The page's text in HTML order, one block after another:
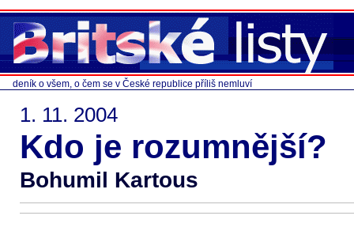
deník o všem, o čem se v České republice příliš nemluví
1. 11. 2004
Kdo je rozumnější?
Bohumil Kartous